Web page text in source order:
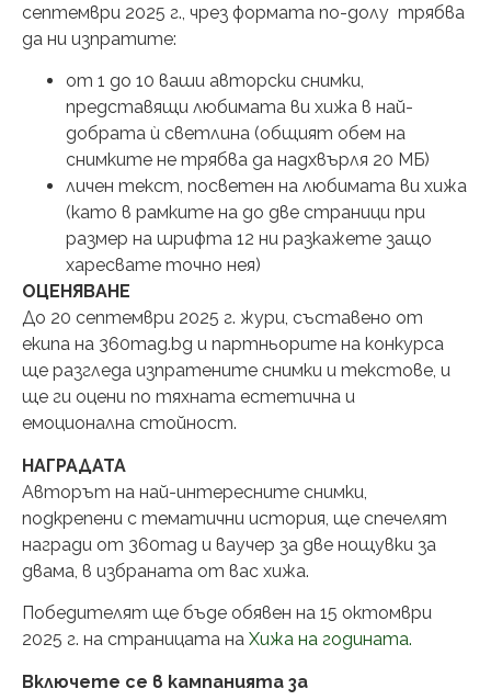
септември 2025 г., чрез формата по-долу трябва
да ни изпратите:
от 1 до 10 ваши авторски снимки,
представящи любимата ви хижа в най-
добрата ѝ светлина (общият обем на
снимките не трябва да надхвърля 20 МБ)
личен текст, посветен на любимата ви хижа
(като в рамките на до две страници при
размер на шрифта 12 ни разкажете защо
харесвате точно нея)
ОЦЕНЯВАНЕ
До 20 септември 2025 г. жури, съставено от
екипа на 360mag.bg и партньорите на конкурса
ще разгледа изпратените снимки и текстове, и
ще ги оцени по тяхната естетична и
емоционална стойност.
НАГРАДАТА
Авторът на най-интересните снимки,
подкрепени с тематични история, ще спечелят
награди от 360mag и ваучер за две нощувки за
двама, в избраната от вас хижа.
Победителят ще бъде обявен на 15 октомври
2025 г. на страницата на Хижа на годината.
Включете се в кампанията за